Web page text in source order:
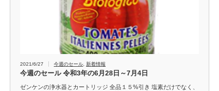
2021/6/27 今週のセール 新着情報
今週のセール 令和3年の6月28日～7月4日
ゼンケンの浄水器とカートリッジ 全品１５%引き 塩素だけでなく、